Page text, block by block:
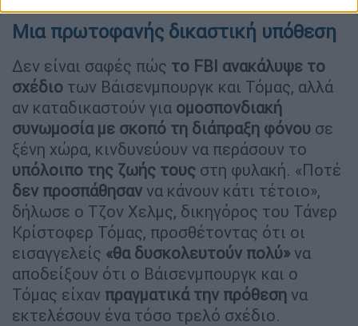
Μια πρωτοφανής δικαστική υπόθεση
Δεν είναι σαφές πώς το FBI ανακάλυψε το
σχέδιο των Βάισενμπουργκ και Τόμας, αλλά
αν καταδικαστούν για ομοσπονδιακή
συνωμοσία με σκοπό τη διάπραξη φόνου σε
ξένη χώρα, κινδυνεύουν να περάσουν το
υπόλοιπο της ζωής τους στη φυλακή. «Ποτέ
δεν προσπάθησαν να κάνουν κάτι τέτοιο»,
δήλωσε ο Τζον Χελμς, δικηγόρος του Τάνερ
Κρίστοφερ Τόμας, προσθέτοντας ότι οι
εισαγγελείς «θα δυσκολευτούν πολύ» να
αποδείξουν ότι ο Βάισενμπουργκ και ο
Τόμας είχαν πραγματικά την πρόθεση να
εκτελέσουν ένα τόσο τρελό σχέδιο.